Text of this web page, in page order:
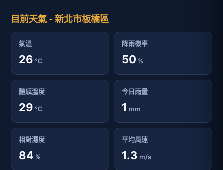
目前天氣 - 新北市板橋區
氣溫
26 ℃
降雨機率
50 %
體感溫度
29 ℃
今日雨量
1 mm
相對濕度
84 %
平均風速
1.3 m/s